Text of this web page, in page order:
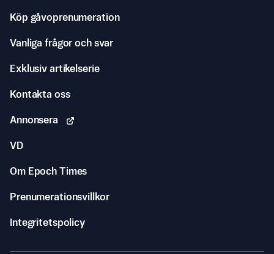
Köp gåvoprenumeration
Vanliga frågor och svar
Exklusiv artikelserie
Kontakta oss
Annonsera
VD
Om Epoch Times
Prenumerationsvillkor
Integritetspolicy